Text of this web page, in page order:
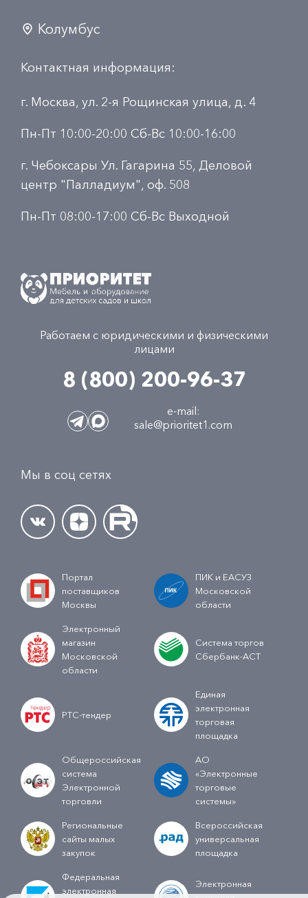
Колумбус
Контактная информация:
г. Москва, ул. 2-я Рощинская улица, д. 4
Пн-Пт 10:00-20:00 Сб-Вс 10:00-16:00
г. Чебоксары Ул. Гагарина 55, Деловой
центр "Палладиум", оф. 508
Пн-Пт 08:00-17:00 Сб-Вс Выходной
Работаем с юридическими и физическими
лицами
8 (800) 200-96-37
e-mail:
sale@prioritet1.com
Мы в соц сетях
Портал
поставщиков
Москвы
ПИК и ЕАСУЗ
Московской
области
Электронный
магазин
Московской
области
Система торгов
Сбербанк-АСТ
РТС-тендер
Единая
электронная
торговая
площадка
Общероссийская
система
Электронной
торговли
АО
«Электронные
торговые
системы»
Региональные
сайты малых
закупок
Всероссийская
универсальная
площадка
Федеральная
электронная
Электронная